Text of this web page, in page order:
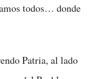
todos… donde
Patria, al lado